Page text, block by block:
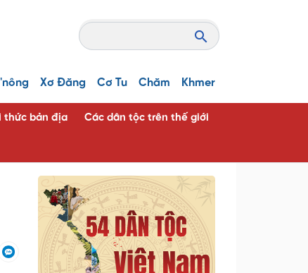
Xơ Đăng Cơ Tu Chăm Khmer
thức bản địa Các dân tộc trên thế giới